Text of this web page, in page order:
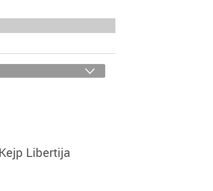
Libertija